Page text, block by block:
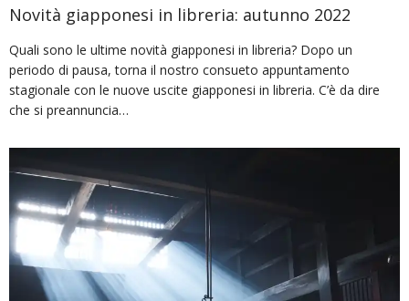
Novità giapponesi in libreria: autunno 2022
Quali sono le ultime novità giapponesi in libreria? Dopo un
periodo di pausa, torna il nostro consueto appuntamento
stagionale con le nuove uscite giapponesi in libreria. C’è da dire
che si preannuncia…